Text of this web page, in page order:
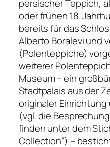
persischer Teppich,
oder frühen 18.
bereits für das
Alberto Boralevi und
(Polenteppiche)
weiterer
Museum – ein
Stadtpalais aus der
originaler
(vgl. die
finden unter dem
Collection“) –